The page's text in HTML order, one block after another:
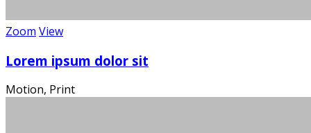
Zoom View
Lorem ipsum dolor sit
Motion, Print